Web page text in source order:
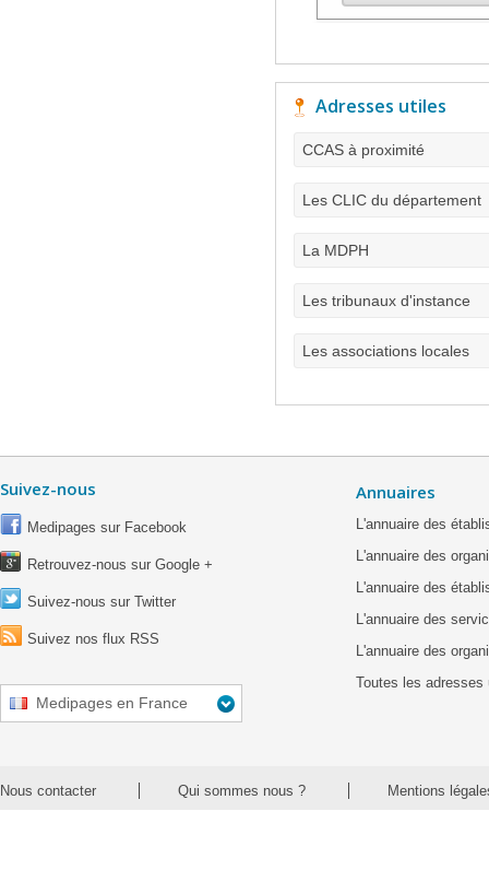
Adresses utiles
CCAS à proximité
Les CLIC du département
La MDPH
Les tribunaux d'instance
Les associations locales
Suivez-nous
Medipages sur Facebook
Retrouvez-nous sur Google +
Suivez-nous sur Twitter
Suivez nos flux RSS
Medipages en France
Annuaires
L'annuaire des
L'annuaire des
L'annuaire des
L'annuaire des
L'annuaire des
Toutes les adresses
Nous contacter Qui sommes nous ? Mentions